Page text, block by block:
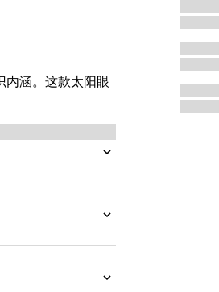
内涵。这款太阳眼